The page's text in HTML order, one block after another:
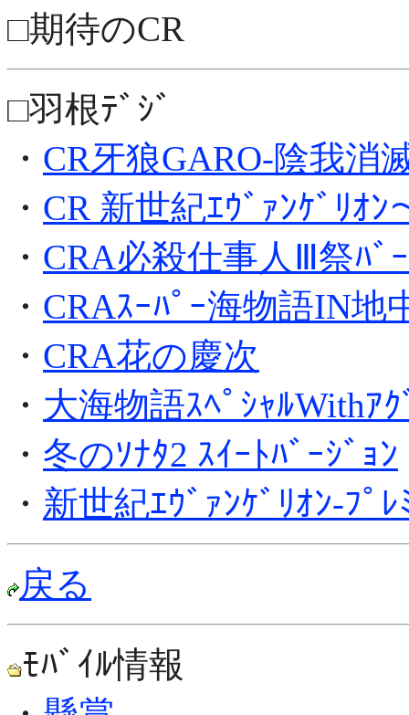
□期待のCR
□羽根ﾃﾞｼﾞ
・ CR牙狼GARO-陰我消
・ CR 新世紀ｴｳﾞｧﾝｹﾞﾘｵ
・ CRA必殺仕事人Ⅲ祭ﾊﾞ
・ CRAｽｰﾊﾟｰ海物語IN地
・ CRA花の慶次
・ 大海物語ｽﾍﾟｼｬﾙWithｱｸ
・ 冬のｿﾅﾀ2 ｽｲｰﾄﾊﾞｰｼﾞｮﾝ
・ 新世紀ｴｳﾞｧﾝｹﾞﾘｵﾝ-ﾌﾟﾚ
戻る
ﾓﾊﾞｲﾙ情報